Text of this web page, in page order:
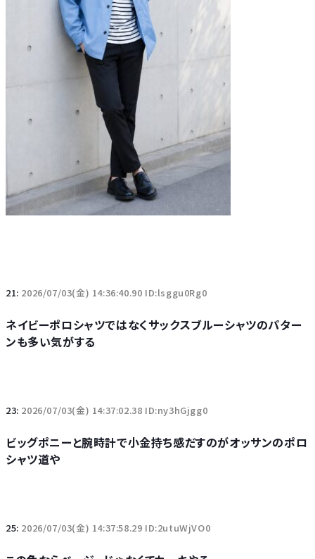
21: 2026/07/03(金) 14:36:40.90 ID:lsggu0Rg0
ネイビーポロシャツではなくサックスブルーシャツのパター
ンも多い気がする
23: 2026/07/03(金) 14:37:02.38 ID:ny3hGjgg0
ビッグポニーと腕時計で小金持ち感だすのがオッサンのポロ
シャツ道や
25: 2026/07/03(金) 14:37:58.29 ID:2utuWjVO0